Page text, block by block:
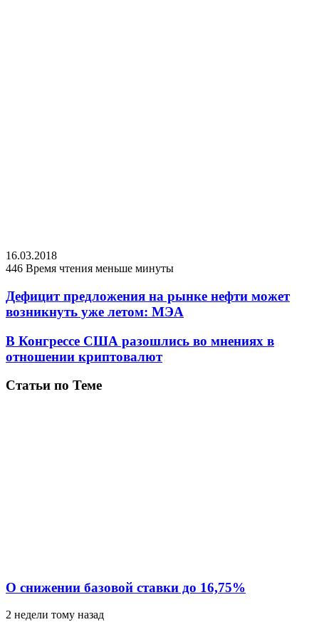
16.03.2018
446 Время чтения меньше минуты
Дефицит предложения на рынке нефти может
возникнуть уже летом: МЭА
В Конгрессе США разошлись во мнениях в
отношении криптовалют
Статьи по Теме
О снижении базовой ставки до 16,75%
2 недели тому назад